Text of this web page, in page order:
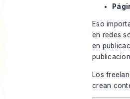
Eso
en redes
en
Los
crean